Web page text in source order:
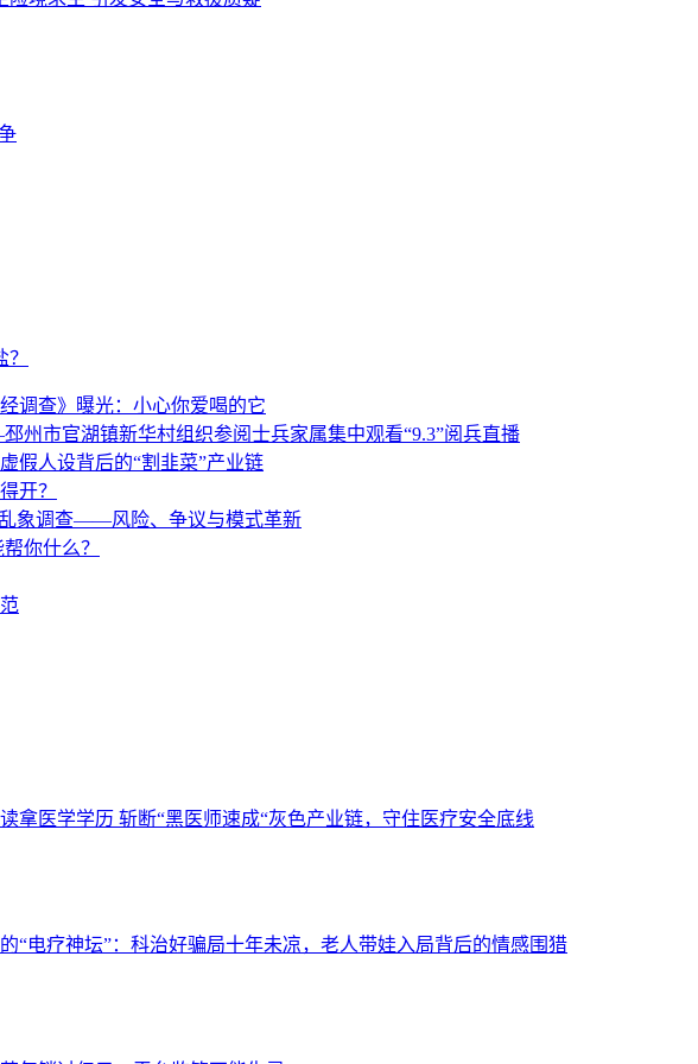
调查》曝光：小心你爱喝的它
州市官湖镇新华村组织参阅士兵家属集中观看“9.3”阅兵直播
假人设背后的“割韭菜”产业链
开？
象调查——风险、争议与模式革新
你什么？
拿医学学历 斩断“黑医师速成“灰色产业链，守住医疗安全底线
“电疗神坛”：科治好骗局十年未凉，老人带娃入局背后的情感围猎